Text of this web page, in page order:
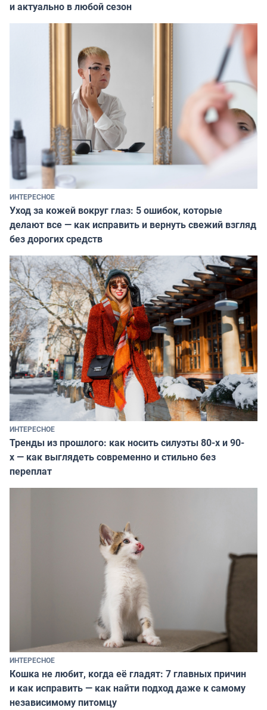
и актуально в любой сезон
ИНТЕРЕСНОЕ
Уход за кожей вокруг глаз: 5 ошибок, которые
делают все — как исправить и вернуть свежий взгляд
без дорогих средств
ИНТЕРЕСНОЕ
Тренды из прошлого: как носить силуэты 80-х и 90-
х — как выглядеть современно и стильно без
переплат
ИНТЕРЕСНОЕ
Кошка не любит, когда её гладят: 7 главных причин
и как исправить — как найти подход даже к самому
независимому питомцу